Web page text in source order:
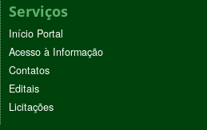
Serviços
Início Portal
Acesso à Informação
Contatos
Editais
Licitações